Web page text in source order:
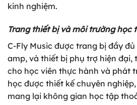
kinh nghiệm.
Trang thiết bị và môi trường học
C-Fly Music được trang bị đầy
amp, và thiết bị phụ trợ hiện đại,
cho học viên thực hành và phát
học được thiết kế chuyên
mang lại không gian học tập